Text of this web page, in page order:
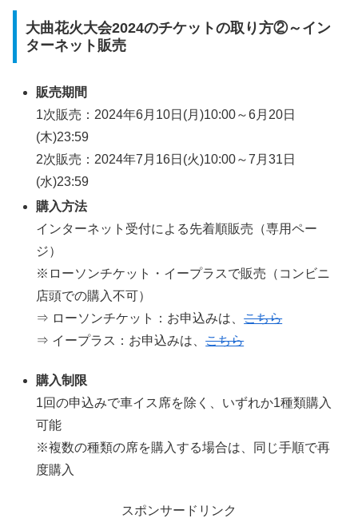
大曲花火大会2024のチケットの取り方②～イン
ターネット販売
販売期間
1次販売：2024年6月10日(月)10:00～6月20日
(木)23:59
2次販売：2024年7月16日(火)10:00～7月31日
(水)23:59
購入方法
インターネット受付による先着順販売（専用ペー
ジ）
※ローソンチケット・イープラスで販売（コンビニ
店頭での購入不可）
⇒ ローソンチケット：お申込みは、こちら
⇒ イープラス：お申込みは、こちら
購入制限
1回の申込みで車イス席を除く、いずれか1種類購入
可能
※複数の種類の席を購入する場合は、同じ手順で再
度購入
スポンサードリンク